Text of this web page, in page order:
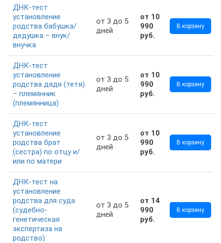
ДНК-тест
установление
родства бабушка/
дедушка – внук/
внучка
от 3 до 5
дней
от 10
990
руб.
В корзину
ДНК-тест
установление
родства дядя (тетя)
– племянник
(племянница)
от 3 до 5
дней
от 10
990
руб.
В корзину
ДНК-тест
установление
родства брат
(сестра) по отцу и/
или по матери
от 3 до 5
дней
от 10
990
руб.
В корзину
ДНК-тест на
установление
родства для суда
(судебно-
генетическая
экспертиза на
родство)
от 3 до 5
дней
от 14
990
руб.
В корзину